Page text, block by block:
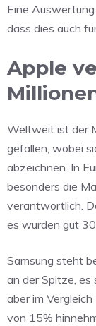
Eine
dass dies auch
Apple
Weltweit ist der
gefallen, wobei
abzeichnen. In
besonders die
verantwortlich.
es wurden gut
Samsung steht
an der Spitze,
aber im
von 15%